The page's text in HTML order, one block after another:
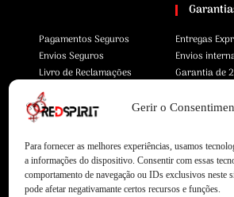
Gerir o
Para fornecer as melhores experiências, usamos
a informações do dispositivo. Consentir com essas
comportamento de navegação ou IDs exclusivos neste
pode afetar negativamante certos recursos e funções.
Pagamentos Seguros
Envios Seguros
Livro de Reclamações
Entregas
Envios
Garantia de